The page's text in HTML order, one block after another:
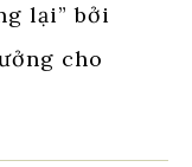
lại” bởi
cho